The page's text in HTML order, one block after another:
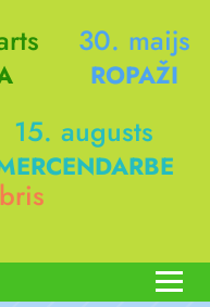
30. maijs
ROPAŽI
15. augusts